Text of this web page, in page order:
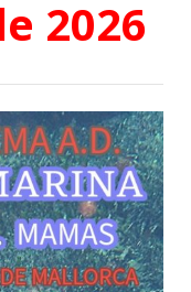
2026